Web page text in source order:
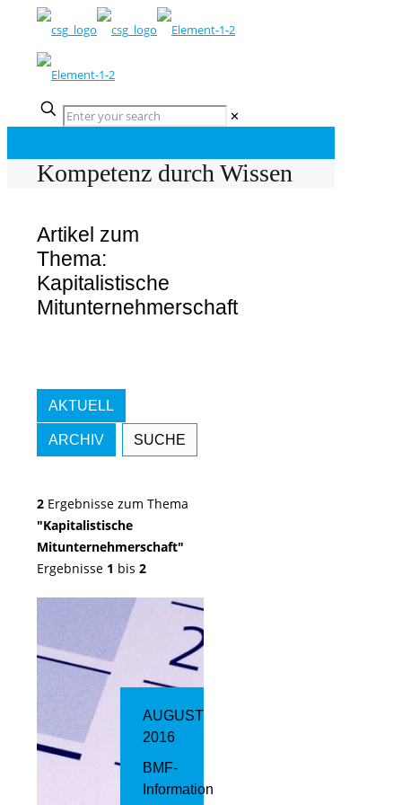
✕
Kompetenz durch Wissen
Artikel zum
Thema:
Kapitalistische
Mitunternehmerschaft
AKTUELL
ARCHIV SUCHE
2 Ergebnisse zum Thema
"Kapitalistische
Mitunternehmerschaft"
Ergebnisse 1 bis 2
AUGUST
2016
BMF-
Information